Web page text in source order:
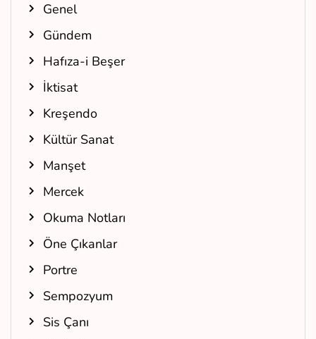
Genel
Gündem
Hafıza-i Beşer
İktisat
Kreşendo
Kültür Sanat
Manşet
Mercek
Okuma Notları
Öne Çıkanlar
Portre
Sempozyum
Sis Çanı